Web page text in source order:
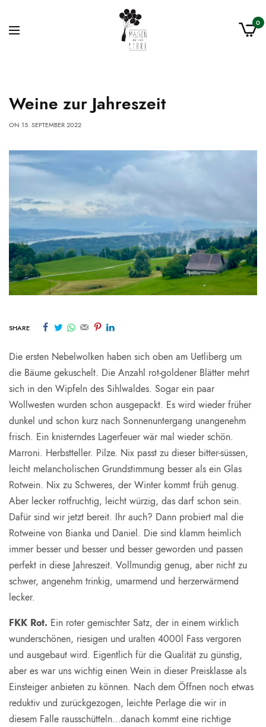
0
Weine zur Jahreszeit
ON 15. SEPTEMBER 2022
SHARE
Die ersten Nebelwolken haben sich oben am Uetliberg um
die Bäume gekuschelt. Die Anzahl rot-goldener Blätter mehrt
sich in den Wipfeln des Sihlwaldes. Sogar ein paar
Wollwesten wurden schon ausgepackt. Es wird wieder früher
dunkel und schon kurz nach Sonnenuntergang unangenehm
frisch. Ein knisterndes Lagerfeuer wär mal wieder schön.
Marroni. Herbstteller. Pilze. Nix passt zu dieser bitter-süssen,
leicht melancholischen Grundstimmung besser als ein Glas
Rotwein. Nix zu Schweres, der Winter kommt früh genug.
Aber lecker rotfruchtig, leicht würzig, das darf schon sein.
Dafür sind wir jetzt bereit. Ihr auch? Dann probiert mal die
Rotweine von Bianka und Daniel. Die sind klamm heimlich
immer besser und besser und besser geworden und passen
perfekt in diese Jahreszeit. Vollmundig genug, aber nicht zu
schwer, angenehm trinkig, umarmend und herzerwärmend
lecker.
FKK Rot. Ein roter gemischter Satz, der in einem wirklich
wunderschönen, riesigen und uralten 4000l Fass vergoren
und ausgebaut wird. Eigentlich für die Qualität zu günstig,
aber es war uns wichtig einen Wein in dieser Preisklasse als
Einsteiger anbieten zu können. Nach dem Öffnen noch etwas
reduktiv und zurückgezogen, leichte Perlage die wir in
diesem Falle rausschütteln…danach kommt eine richtige